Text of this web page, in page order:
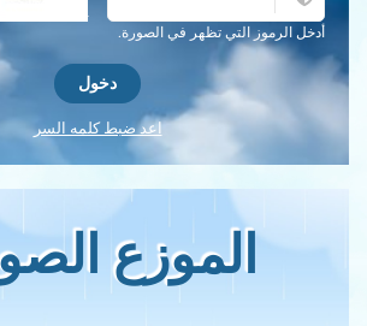
أدخل الرموز التي تظهر في الصورة.
احصل على
اعد ضبط كلمه السر
الموزع